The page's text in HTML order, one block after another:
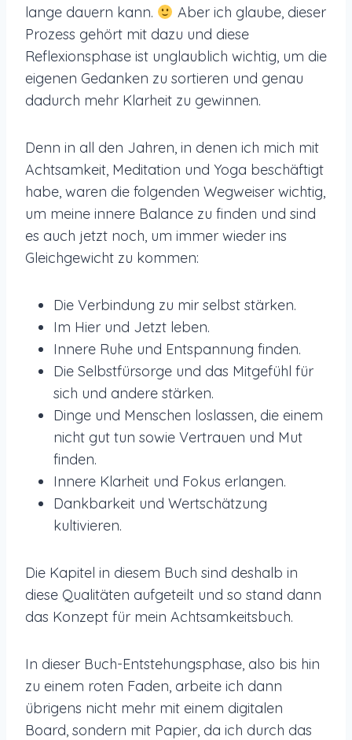
lange dauern kann.
Aber ich glaube, dieser
Prozess gehört mit dazu und diese
Reflexionsphase ist unglaublich wichtig, um die
eigenen Gedanken zu sortieren und genau
dadurch mehr Klarheit zu gewinnen.
Denn in all den Jahren, in denen ich mich mit
Achtsamkeit, Meditation und Yoga beschäftigt
habe, waren die folgenden Wegweiser wichtig,
um meine innere Balance zu finden und sind
es auch jetzt noch, um immer wieder ins
Gleichgewicht zu kommen:
Die Verbindung zu mir selbst stärken.
Im Hier und Jetzt leben.
Innere Ruhe und Entspannung finden.
Die Selbstfürsorge und das Mitgefühl für
sich und andere stärken.
Dinge und Menschen loslassen, die einem
nicht gut tun sowie Vertrauen und Mut
finden.
Innere Klarheit und Fokus erlangen.
Dankbarkeit und Wertschätzung
kultivieren.
Die Kapitel in diesem Buch sind deshalb in
diese Qualitäten aufgeteilt und so stand dann
das Konzept für mein Achtsamkeitsbuch.
In dieser Buch-Entstehungsphase, also bis hin
zu einem roten Faden, arbeite ich dann
übrigens nicht mehr mit einem digitalen
Board, sondern mit Papier, da ich durch das